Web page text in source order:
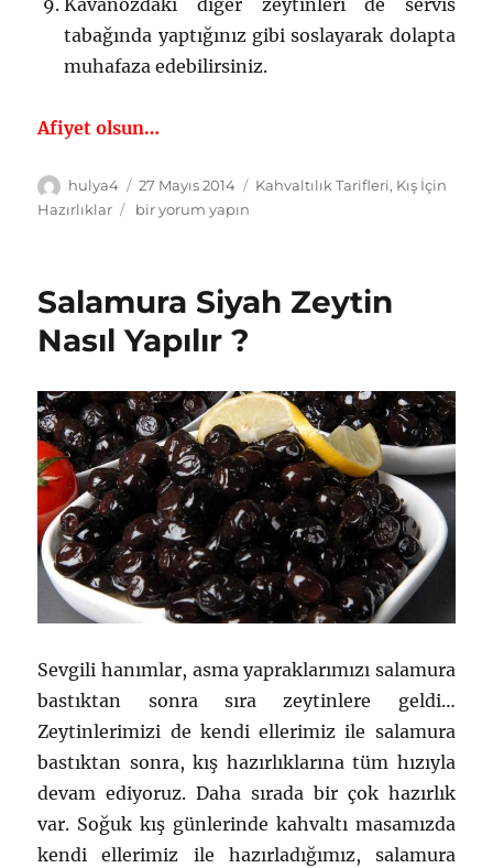
Kavanozdaki diğer zeytinleri de servis
tabağında yaptığınız gibi soslayarak dolapta
muhafaza edebilirsiniz.
Afiyet olsun…
Yazar
hulya4
Yayın
tarihi
27 Mayıs 2014 Kategoriler
Kahvaltılık Tarifleri, Kış İçin
Hazırlıklar
Çizik
için
bir yorum yapın
Salamura Siyah Zeytin
Nasıl Yapılır ?
Sevgili hanımlar, asma yapraklarımızı salamura
bastıktan sonra sıra zeytinlere geldi…
Zeytinlerimizi de kendi ellerimiz ile salamura
bastıktan sonra, kış hazırlıklarına tüm hızıyla
devam ediyoruz. Daha sırada bir çok hazırlık
var. Soğuk kış günlerinde kahvaltı masamızda
kendi ellerimiz ile hazırladığımız, salamura